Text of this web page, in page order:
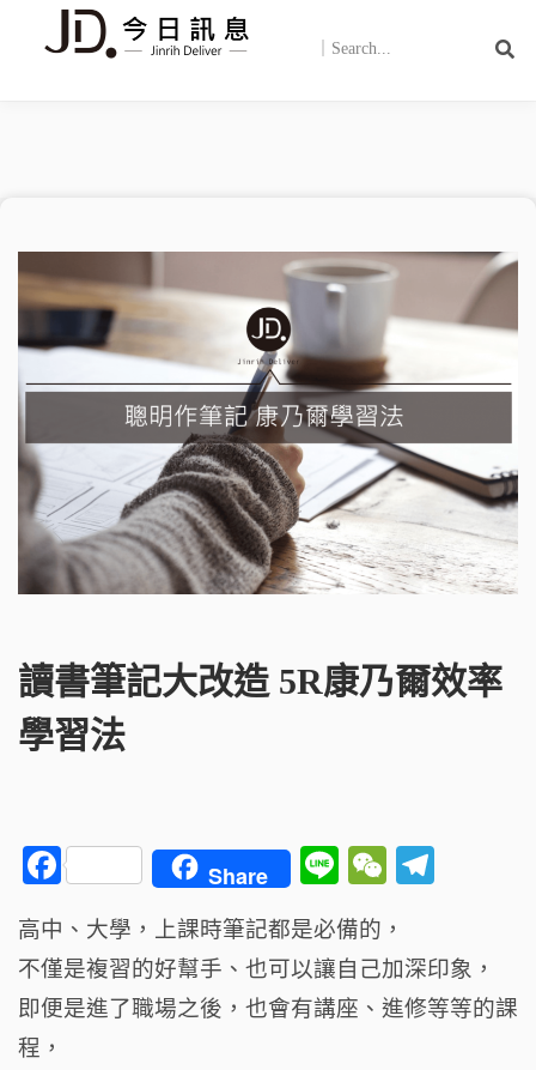
讀書筆記大改造 5R康乃爾效率
學習法
F
c
e
b
Share
Li
e
W
C
h
a
g
ra
高中、大學，上課時筆記都是必備的，
不僅是複習的好幫手、也可以讓自己加深印象，
即便是進了職場之後，也會有講座、進修等等的課
程，